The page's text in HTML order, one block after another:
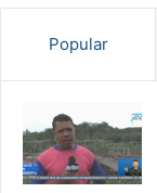
Popular